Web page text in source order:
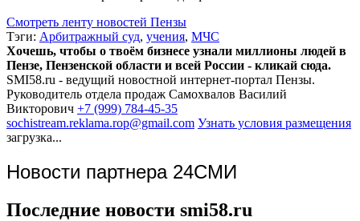
Смотреть ленту новостей Пензы
Тэги: Арбитражный суд, учения, МЧС
Хочешь, чтобы о твоём бизнесе узнали миллионы людей в
Пензе, Пензенской области и всей России - кликай сюда.
SMI58.ru - ведущий новостной интернет-портал Пензы.
Руководитель отдела продаж Самохвалов Василий
Викторович +7 (999) 784-45-35
sochistream.reklama.rop@gmail.com Узнать условия размещения
загрузка...
Новости партнера 24СМИ
Последние новости smi58.ru